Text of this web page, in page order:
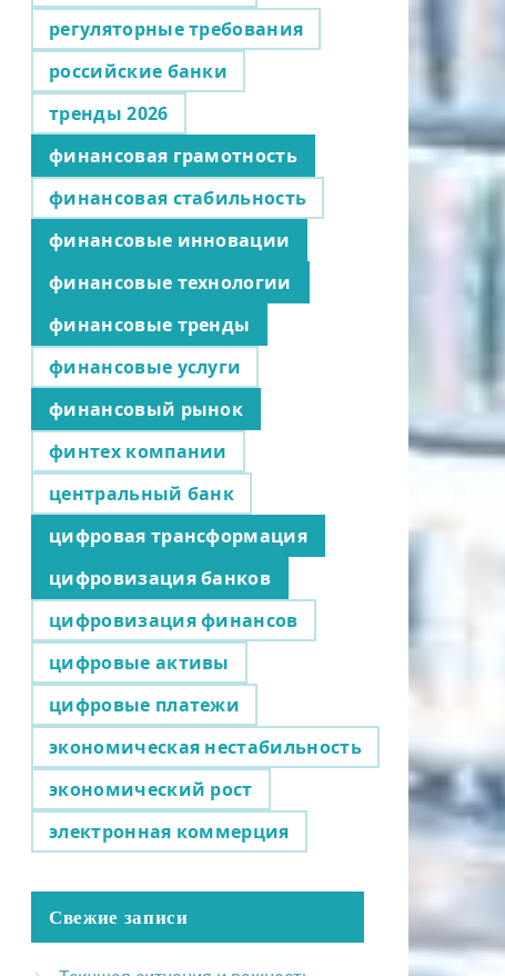
регуляторные требования
российские банки
тренды 2026
финансовая грамотность
финансовая стабильность
финансовые инновации
финансовые технологии
финансовые тренды
финансовые услуги
финансовый рынок
финтех компании
центральный банк
цифровая трансформация
цифровизация банков
цифровизация финансов
цифровые активы
цифровые платежи
экономическая нестабильность
экономический рост
электронная коммерция
Свежие записи